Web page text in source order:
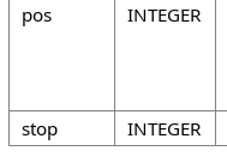
pos
INTEGER
stop
INTEGER